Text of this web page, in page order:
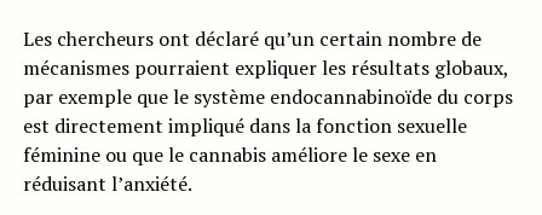
Les chercheurs ont déclaré qu’un certain nombre de
mécanismes pourraient expliquer les résultats globaux,
par exemple que le système endocannabinoïde du corps
est directement impliqué dans la fonction sexuelle
féminine ou que le cannabis améliore le sexe en
réduisant l’anxiété.